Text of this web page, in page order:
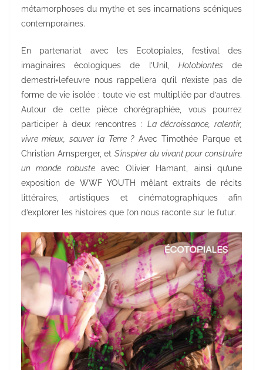
métamorphoses du mythe et ses incarnations scéniques
contemporaines.
En partenariat avec les Ecotopiales, festival des
imaginaires écologiques de l’Unil, Holobiontes de
demestri+lefeuvre nous rappellera qu’il n’existe pas de
forme de vie isolée : toute vie est multipliée par d’autres.
Autour de cette pièce chorégraphiée, vous pourrez
participer à deux rencontres : La décroissance, ralentir,
vivre mieux, sauver la Terre ?Avec Timothée Parque et
Christian Arnsperger, etS’inspirer du vivant pour construire
un monde robusteavec Olivier Hamant, ainsi qu’une
exposition de WWF YOUTH mêlant extraits de récits
littéraires, artistiques et cinématographiques afin
d’explorer les histoires que l’on nous raconte sur le futur.